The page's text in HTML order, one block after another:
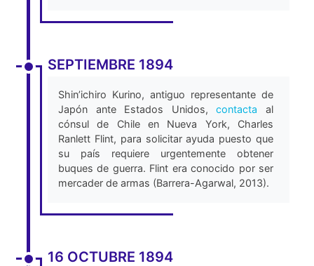
SEPTIEMBRE 1894
Shin’ichiro Kurino, antiguo representante de
Japón ante Estados Unidos,contacta al
cónsul de Chile en Nueva York, Charles
Ranlett Flint, para solicitar ayuda puesto que
su país requiere urgentemente obtener
buques de guerra. Flint era conocido por ser
mercader de armas (Barrera-Agarwal, 2013).
16 OCTUBRE 1894